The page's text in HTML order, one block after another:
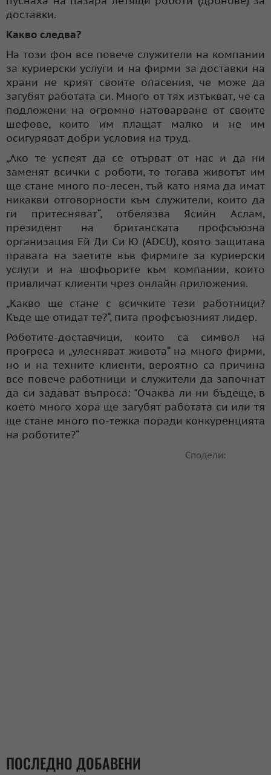
доставки.
Какво следва?
На този фон все повече служители на компании
за куриерски услуги и на фирми за доставки на
храни не крият своите опасения, че може да
загубят работата си. Много от тях изтъкват, че са
подложени на огромно натоварване от своите
шефове, които им плащат малко и не им
осигуряват добри условия на труд.
„Ако те успеят да се отърват от нас и да ни
заменят всички с роботи, то тогава животът им
ще стане много по-лесен, тъй като няма да имат
никакви отговорности към служители, които да
ги притесняват“, отбелязва Ясийн Аслам,
президент на британската профсъюзна
организация Ей Ди Си Ю (ADCU), която защитава
правата на заетите във фирмите за куриерски
услуги и на шофьорите към компании, които
привличат клиенти чрез онлайн приложения.
„Какво ще стане с всичките тези работници?
Къде ще отидат те?“, пита профсъюзният лидер.
Роботите-доставчици, които са символ на
прогреса и „улесняват живота“ на много фирми,
но и на техните клиенти, вероятно са причина
все повече работници и служители да започнат
да си задават въпроса: "Очаква ли ни бъдеще, в
което много хора ще загубят работата си или тя
ще стане много по-тежка поради конкуренцията
на роботите?“
Сподели:
ПОСЛЕДНО ДОБАВЕНИ